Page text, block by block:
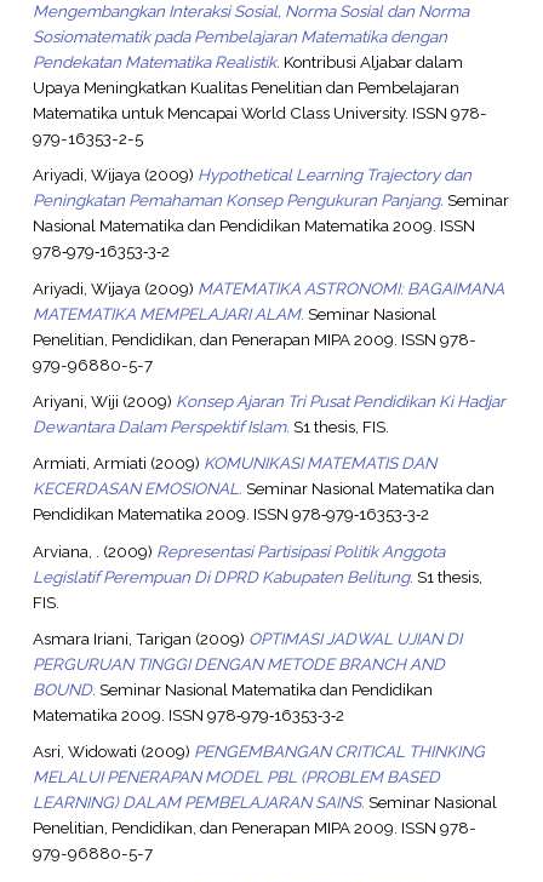
Mengembangkan Interaksi Sosial, Norma Sosial dan Norma
Sosiomatematik pada Pembelajaran Matematika dengan
Pendekatan Matematika Realistik. Kontribusi Aljabar dalam
Upaya Meningkatkan Kualitas Penelitian dan Pembelajaran
Matematika untuk Mencapai World Class University. ISSN 978-
979-16353-2-5
Ariyadi, Wijaya(2009) Hypothetical Learning Trajectory dan
Peningkatan Pemahaman Konsep Pengukuran Panjang. Seminar
Nasional Matematika dan Pendidikan Matematika 2009. ISSN
978‐979‐16353‐3‐2
Ariyadi, Wijaya (2009) MATEMATIKA ASTRONOMI: BAGAIMANA
MATEMATIKA MEMPELAJARI ALAM. Seminar Nasional
Penelitian, Pendidikan, dan Penerapan MIPA 2009. ISSN 978-
979-96880-5-7
Ariyani, Wiji (2009) Konsep Ajaran Tri Pusat Pendidikan Ki Hadjar
Dewantara Dalam Perspektif Islam. S1 thesis, FIS.
Armiati, Armiati (2009) KOMUNIKASI MATEMATIS DAN
KECERDASAN EMOSIONAL. Seminar Nasional Matematika dan
Pendidikan Matematika 2009. ISSN 978‐979‐16353‐3‐2
Arviana, .
(2009) Representasi Partisipasi Politik Anggota
Legislatif Perempuan Di DPRD Kabupaten Belitung. S1 thesis,
FIS.
Asmara Iriani, Tarigan (2009) OPTIMASI JADWAL UJIAN DI
PERGURUAN TINGGI DENGAN METODE BRANCH AND
BOUND. Seminar Nasional Matematika dan Pendidikan
Matematika 2009. ISSN 978‐979‐16353‐3‐2
Asri, Widowati (2009) PENGEMBANGAN CRITICAL THINKING
MELALUI PENERAPAN MODEL PBL (PROBLEM BASED
LEARNING) DALAM PEMBELAJARAN SAINS. Seminar Nasional
Penelitian, Pendidikan, dan Penerapan MIPA 2009. ISSN 978-
979-96880-5-7